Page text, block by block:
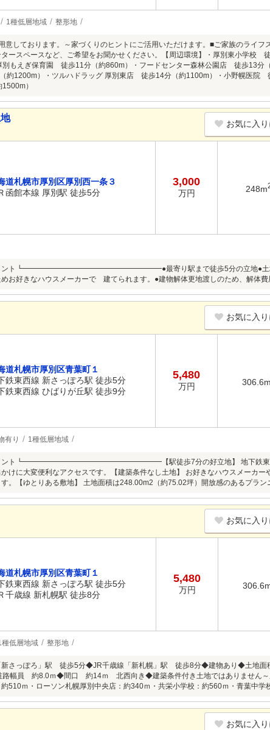
1種低層地域 整形地
意しております。～家づくりのヒントにご活用いただけます。■ご家族のライフ
タースペースなど、ご希望をお聞かせください。【周辺環境】・厚別東小学校
別もえぎ保育園 徒歩11分（約860m）・フードセンター森林公園店 徒歩13分
約1200m）・ツルハドラッグ 厚別東店 徒歩14分（約1100m）・小野幌医院
）
お気に入
道札幌市厚別区厚別西一条３
函館本線 厚別駅 徒歩5分
3,000
万円 248m
ント┗━━━━━━━━━━━━━━━━━━━●最寄り駅まで徒歩5分の立地●土
お好きなハウスメーカーで 建てられます。●建物解体更地渡しのため、解体費
お気に入
道札幌市厚別区青葉町１
鉄東西線 新さっぽろ駅 徒歩5分
鉄東西線 ひばりが丘駅 徒歩9分
5,480
万円 306.6m
有り 1種低層地域
ント┗━━━━━━━━━━━━━━━━━━━【駅徒歩7分の好立地】 地下鉄東西線
けに大変便利なアクセスです。【建築条件なし土地】 お好きなハウスメーカ
。【ゆとりある敷地】 土地面積は248.00m2（約75.02坪）開放感のあるプラン
お気に入
道札幌市厚別区青葉町１
鉄東西線 新さっぽろ駅 徒歩5分
千歳線 新札幌駅 徒歩8分
5,480
万円
種低層地域 整形地
さっぽろ」駅 徒歩5分◆JR千歳線「新札幌」駅 徒歩8分◆建物あり◆土地
幅員 約8.0ｍ◆間口 約14ｍ 北西向き◆建築条件付き土地ではありません～
510ｍ・ローソン札幌厚別中央店：約340ｍ・共栄小学校：約560ｍ・青葉中学
お気に入